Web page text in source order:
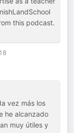
this podcast.
vez más los
he alcanzado
muy útiles y